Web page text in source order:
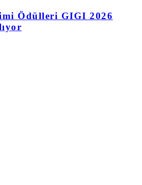
Ödülleri GIGI 2026